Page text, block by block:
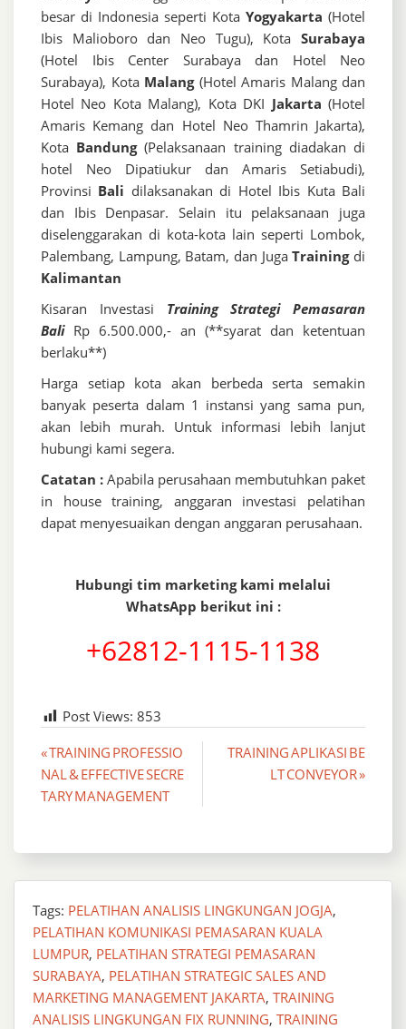
besar di Indonesia seperti Kota Yogyakarta (Hotel
Ibis Malioboro dan Neo Tugu), Kota Surabaya
(Hotel Ibis Center Surabaya dan Hotel Neo
Surabaya), Kota Malang(Hotel Amaris Malang dan
Hotel Neo Kota Malang), Kota DKI Jakarta (Hotel
Amaris Kemang dan Hotel Neo Thamrin Jakarta),
Kota Bandung(Pelaksanaan training diadakan di
hotel Neo Dipatiukur dan Amaris Setiabudi),
Provinsi Bali dilaksanakan di Hotel Ibis Kuta Bali
dan Ibis Denpasar. Selain itu pelaksanaan juga
diselenggarakan di kota-kota lain seperti Lombok,
Palembang, Lampung, Batam, dan JugaTrainingdi
Kalimantan
Kisaran Investasi Training Strategi Pemasaran
Bali Rp 6.500.000,- an (**syarat dan ketentuan
berlaku**)
Harga setiap kota akan berbeda serta semakin
banyak peserta dalam 1 instansi yang sama pun,
akan lebih murah. Untuk informasi lebih lanjut
hubungi kami segera.
Catatan : Apabila perusahaan membutuhkan paket
in house training, anggaran investasi pelatihan
dapat menyesuaikan dengan anggaran perusahaan.
Hubungi tim marketing kami melalui
WhatsApp berikut ini :
+62812-1115-1138
Post Views: 853
Post
navigation
« TRAINING PROFESSIO
NAL & EFFECTIVE SECRE
TARY MANAGEMENT
TRAINING APLIKASI BE
LT CONVEYOR »
Tags: PELATIHAN ANALISIS LINGKUNGAN JOGJA,
PELATIHAN KOMUNIKASI PEMASARAN KUALA
LUMPUR, PELATIHAN STRATEGI PEMASARAN
SURABAYA, PELATIHAN STRATEGIC SALES AND
MARKETING MANAGEMENT JAKARTA, TRAINING
ANALISIS LINGKUNGAN FIX RUNNING, TRAINING